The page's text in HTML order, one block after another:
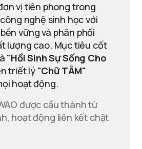
vị tiên phong trong
nghệ sinh học với
vững và phân phối
lượng cao. Mục tiêu cốt
"Hồi Sinh Sự Sống Cho
triết lý "Chữ TÂM"
hoạt động.
được cấu thành từ
hoạt động liên kết chặt